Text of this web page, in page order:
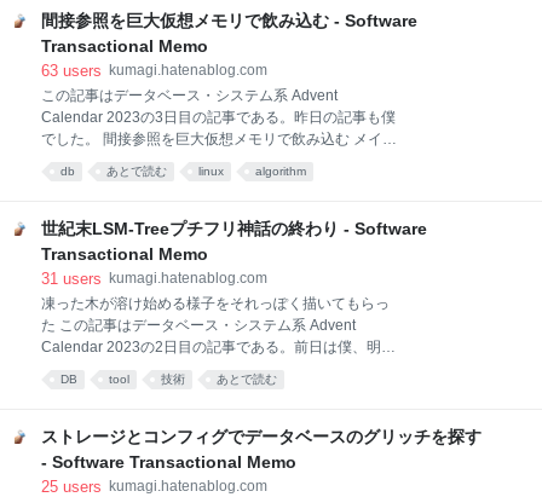
報の入手が意外と難しいのが低レイヤーである。その
点がこの本を特に
表示してくれる。 アセンブリはマウスカーソルを置く
とそれが元のコードのどの場所に対応したものなのか
を逐一ハイライト表示してくれる。この機能を実現す
らない。アセンブリ側も複数色あるのは元のコードの
1行が同じ背景色のブロックになった事を表してい
る。 これがすごいのはコンパイラの選択肢の豊富さで
ある。gccはもちろんのことclang, zig c++, msvc,
間接参照を巨大仮想メモリで飲み込む - Software
Transactional Memo
63 users
kumagi.hatenablog.com
この記事はデータベース・システム系 Advent
Calendar 2023の3日目の記事である。昨日の記事も僕
でした。 間接参照を巨大仮想メモリで飲み込む メイン
メモリはハードディスクやSSDより容量が小さく、こ
の問題は当面は解決の目処が立たない。 そもそも今の
されてもそれがDRAMに取って代わるメインメモリの
立ち位置になるだけであってその下のレイヤーには依
然としてそのメインメモリより安くて大きなストレー
の階層構造とは経済活動の鏡像でもある。 バッファプ
ール さて、耳にタコができるほど繰り返しているが現
代のデータベースはディスクなどの永続ストレージに
データの本尊が保存され、メインメモリはそれに対す
db あとで読む linux algorithm
世紀末LSM-Treeプチフリ神話の終わり - Software
Transactional Memo
31 users
kumagi.hatenablog.com
凍った木が溶け始める様子をそれっぽく描いてもらっ
た この記事はデータベース・システム系 Advent
Calendar 2023の2日目の記事である。前日は僕、明日
も僕。 Log Structured Merge Tree（以下LSM-Tree）
という物をご存知だろうか。データ構造としては順序
算オーダーは赤黒木等と同じである。システム系学会
を追っていると無限に亜種が提案されているので特徴
を一言で言い表すのは難しいのだが、その一種である
DB tool 技術 あとで読む
ストレージとコンフィグでデータベースのグリッチを探す
- Software Transactional Memo
25 users
kumagi.hatenablog.com